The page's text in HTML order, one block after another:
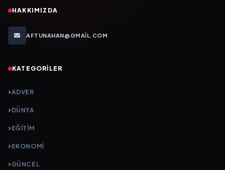
HAKKIMIZDA
AFTUNAHAN@GMAIL.COM
KATEGORILER
ADVER
DÜNYA
EĞİTİM
EKONOMİ
GÜNCEL